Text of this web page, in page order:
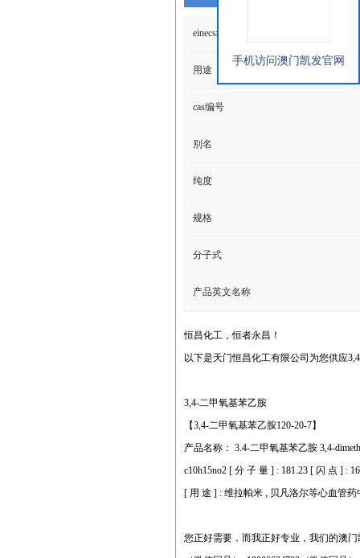
einecs编号
用途
cas编号
别名
纯度
规格
分子式
产品英文名称
恒昌化工，恒者永昌！
以下是天门恒昌化工有限公司为您供应
3,4-二甲氧基苯乙胺
【3,4-二甲氧基苯乙胺120-20-7】
产品名称： 3.4-二甲氧基苯乙胺 3,4-
c10h15no2 [ 分 子 量 ] : 181.23 [ 闪 点 ] :
[ 用 途 ] : 维拉帕米 , 贝凡洛尔等心血管
您正好需要，而我正好专业，我们的澳
手机访问澳门凯发官网